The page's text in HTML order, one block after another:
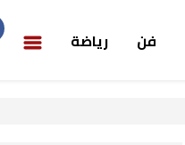
فن رياضة